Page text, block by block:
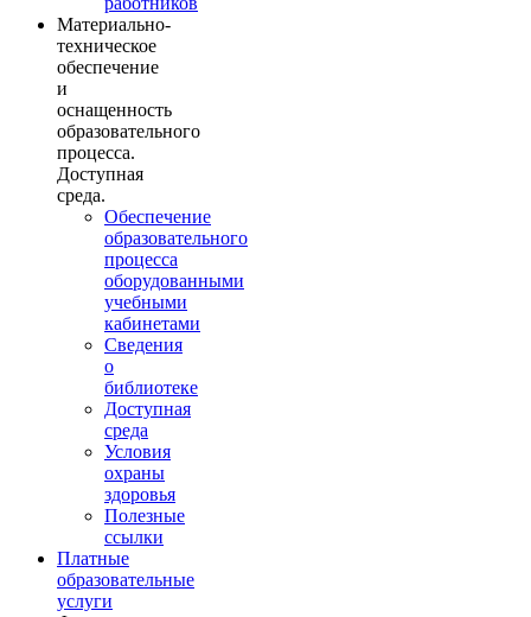
Материально-
техническое
обеспечение
и
оснащенность
образовательного
процесса.
Доступная
среда.
Обеспечение
образовательного
процесса
оборудованными
учебными
кабинетами
Сведения
о
библиотеке
Доступная
среда
Условия
охраны
здоровья
Полезные
ссылки
Платные
образовательные
услуги